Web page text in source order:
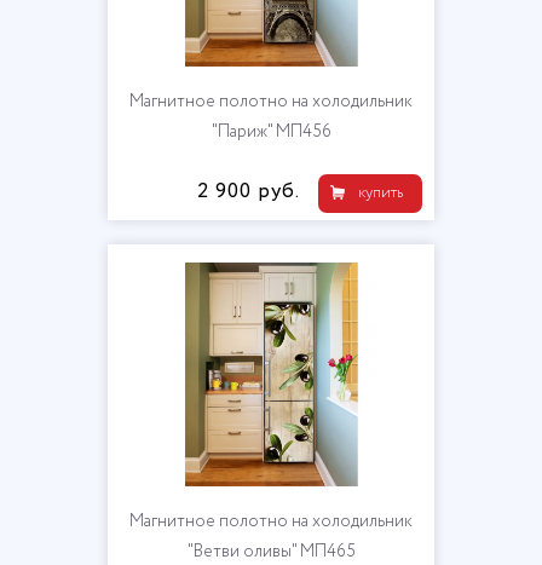
Магнитное полотно на холодильник
"Париж" МП456
купить
2 900 руб.
Магнитное полотно на холодильник
"Ветви оливы" МП465